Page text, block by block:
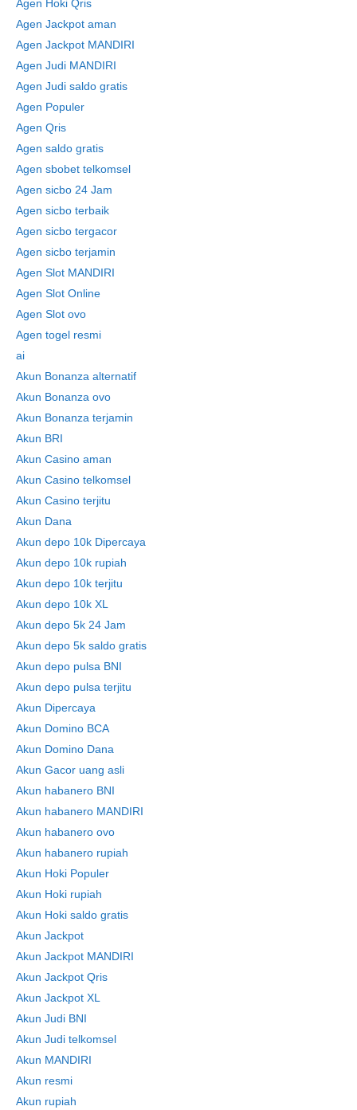
Agen Hoki Qris
Agen Jackpot aman
Agen Jackpot MANDIRI
Agen Judi MANDIRI
Agen Judi saldo gratis
Agen Populer
Agen Qris
Agen saldo gratis
Agen sbobet telkomsel
Agen sicbo 24 Jam
Agen sicbo terbaik
Agen sicbo tergacor
Agen sicbo terjamin
Agen Slot MANDIRI
Agen Slot Online
Agen Slot ovo
Agen togel resmi
ai
Akun Bonanza alternatif
Akun Bonanza ovo
Akun Bonanza terjamin
Akun BRI
Akun Casino aman
Akun Casino telkomsel
Akun Casino terjitu
Akun Dana
Akun depo 10k Dipercaya
Akun depo 10k rupiah
Akun depo 10k terjitu
Akun depo 10k XL
Akun depo 5k 24 Jam
Akun depo 5k saldo gratis
Akun depo pulsa BNI
Akun depo pulsa terjitu
Akun Dipercaya
Akun Domino BCA
Akun Domino Dana
Akun Gacor uang asli
Akun habanero BNI
Akun habanero MANDIRI
Akun habanero ovo
Akun habanero rupiah
Akun Hoki Populer
Akun Hoki rupiah
Akun Hoki saldo gratis
Akun Jackpot
Akun Jackpot MANDIRI
Akun Jackpot Qris
Akun Jackpot XL
Akun Judi BNI
Akun Judi telkomsel
Akun MANDIRI
Akun resmi
Akun rupiah